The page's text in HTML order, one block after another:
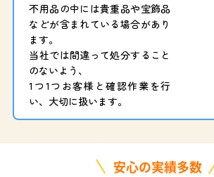
不用品の中には貴重品や宝飾品
などが含まれている場合があり
ます。
当社では間違って処分すること
のないよう、
1つ1つお客様と確認作業を行
い、大切に扱います。
安心の実績多数